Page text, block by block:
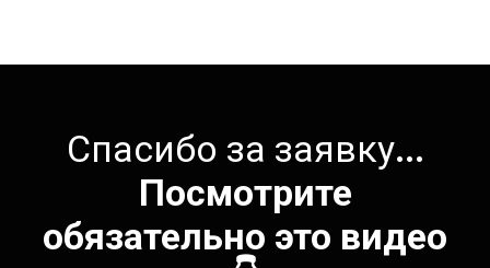
Спасибо за заявку...
Посмотрите
обязательно это видео